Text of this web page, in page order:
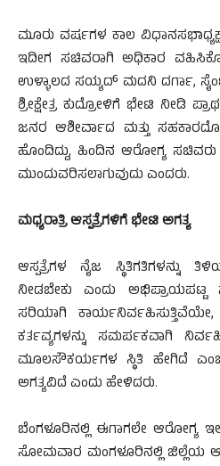
ಮೂರು ವರ್ಷಗಳ ಕಾಲ
ಇದೀಗ ಸಚಿವರಾಗಿ ಅಧಿಕಾರ
ಉಳ್ಳಾಲದ ಸಯ್ಯದ್ ಮದನಿ ದರ್ಗಾ,
ಶ್ರೀಕ್ಷೇತ್ರ ಕುದ್ರೋಳಿಗೆ ಭೇಟಿ ನೀಡಿ
ಜನರ ಆಶೀರ್ವಾದ ಮತ್ತು
ಹೊಂದಿದ್ದು, ಹಿಂದಿನ ಆರೋಗ್ಯ
ಮುಂದುವರಿಸಲಾಗುವುದು ಎಂದರು.
ಮಧ್ಯರಾತ್ರಿ ಆಸ್ಪತ್ರೆಗಳಿಗೆ ಭೇಟಿ ಅಗತ್ಯ
ಆಸ್ಪತ್ರೆಗಳ ನೈಜ ಸ್ಥಿತಿಗತಿಗಳನ್ನು
ನೀಡಬೇಕು ಎಂದು ಅಭಿಪ್ರಾಯಪಟ್ಟ
ಸರಿಯಾಗಿ ಕಾರ್ಯನಿರ್ವಹಿಸುತ್ತಿವೆಯೇ,
ಕರ್ತವ್ಯಗಳನ್ನು ಸಮರ್ಪಕವಾಗಿ
ಮೂಲಸೌಕರ್ಯಗಳ ಸ್ಥಿತಿ ಹೇಗಿದೆ
ಅಗತ್ಯವಿದೆ ಎಂದು ಹೇಳಿದರು.
ಬೆಂಗಳೂರಿನಲ್ಲಿ ಈಗಾಗಲೇ ಆರೋಗ್ಯ
ಸೋಮವಾರ ಮಂಗಳೂರಿನಲ್ಲಿ ಜಿಲ್ಲೆಯ